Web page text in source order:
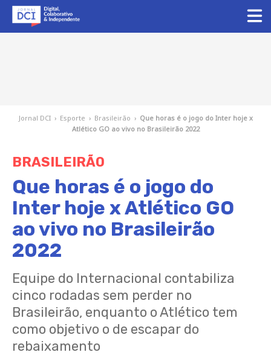
Jornal DCI › Esporte › Brasileirão › Que horas é o jogo do Inter hoje x
Atlético GO ao vivo no Brasileirão 2022
BRASILEIRÃO
Que horas é o jogo do
Inter hoje x Atlético GO
ao vivo no Brasileirão
2022
Equipe do Internacional contabiliza
cinco rodadas sem perder no
Brasileirão, enquanto o Atlético tem
como objetivo o de escapar do
rebaixamento